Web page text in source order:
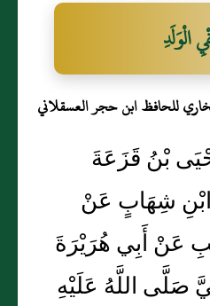
الْوَلَدِ
للحافظ ابن حجر العسقلاني
يَحْيَى بْنُ قَزَعَةَ
شِهَابٍ عَنْ
عَنْ أَبِي هُرَيْرَةَ
صَلَّى اللَّهُ عَلَيْهِ